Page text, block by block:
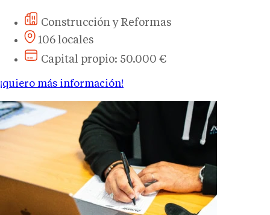
Construcción y Reformas
106 locales
Capital propio: 50.000 €
¡quiero más información!